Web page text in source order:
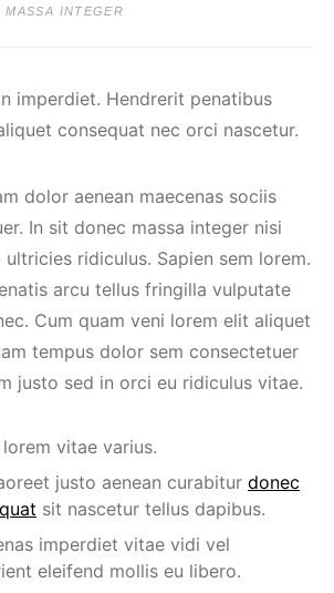
MASSA INTEGER
imperdiet. Hendrerit penatibus
consequat nec orci nascetur.
dolor aenean maecenas sociis
In sit donec massa integer nisi
ridiculus. Sapien sem lorem.
arcu tellus fringilla vulputate
Cum quam veni lorem elit aliquet
tempus dolor sem consectetuer
justo sed in orci eu ridiculus vitae.
vitae varius.
justo aenean curabitur donec
sit nascetur tellus dapibus.
imperdiet vitae vidi vel
eleifend mollis eu libero.